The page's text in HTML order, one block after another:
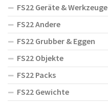
FS22 Geräte & Werkzeuge
FS22 Andere
FS22 Grubber & Eggen
FS22 Objekte
FS22 Packs
FS22 Gewichte